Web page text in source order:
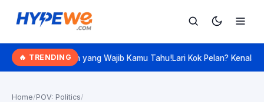
Hypewe.com - Curated Hype. Real Talk.
Cari artikel
🔥 TRENDING
yang Wajib Kamu Tahu!Lari Kok Pelan? Kenalan Sama 'Slow
Home/POV: Politics/